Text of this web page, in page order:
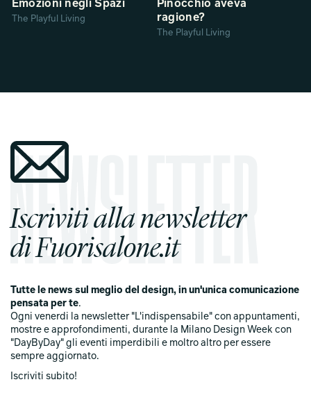
Emozioni negli Spazi
The Playful Living
Pinocchio aveva
ragione?
The Playful Living
Iscriviti alla newsletter
di Fuorisalone.it
Tutte le news sul meglio del design, in un'unica comunicazione
pensata per te.
Ogni venerdi la newsletter "L'indispensabile" con appuntamenti,
mostre e approfondimenti, durante la Milano Design Week con
"DayByDay" gli eventi imperdibili e moltro altro per essere
sempre aggiornato.
Iscriviti subito!